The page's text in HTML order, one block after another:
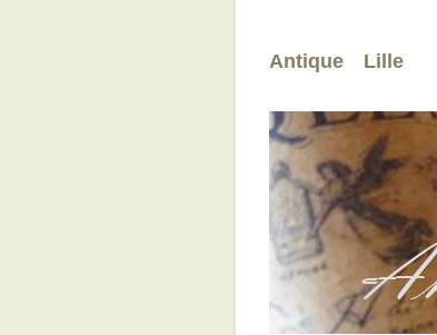
Antique Lille